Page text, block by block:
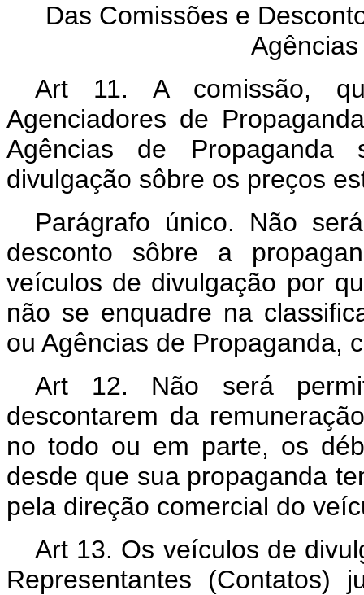
Das Comissões e
Art 11. A comissão,
Agenciadores de
Agências de
divulgação sôbre os preços
Parágrafo único. Não
desconto sôbre a
veículos de divulgação por
não se enquadre na
ou Agências de Propaganda,
Art 12. Não será
descontarem da
no todo ou em parte, os
desde que sua propaganda
pela direção comercial do
Art 13. Os veículos de
Representantes (Contatos)